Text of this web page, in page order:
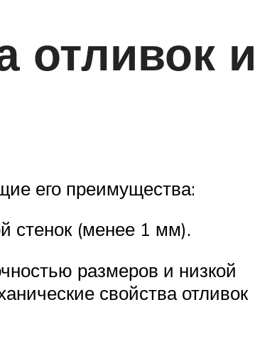
отливок и
его преимущества:
стенок (менее 1 мм).
размеров и низкой
свойства отливок